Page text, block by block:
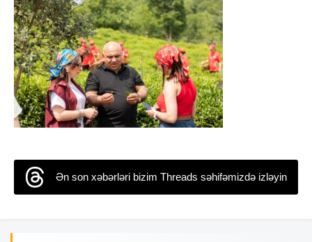
Ən son xəbərləri bizim Threads səhifəmizdə izləyin